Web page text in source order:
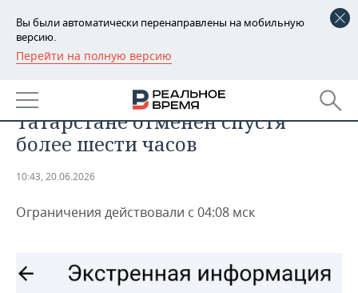
Вы были автоматически перенаправлены на мобильную
версию.
Перейти на полную версию
РЕГИОНЫ
БАШКОРТОСТАН
ТАТАРСТАН
НОВОСТИ
АНАЛИТИКА
ДЕКЛАРАЦИИ О ДОХОДАХ
ВУЗЫ ТАТАРСТАНА
НОВОСТИ ЭКОНОМИКИ
БАНКИ
ПРОМЫШЛЕННОСТЬ
НОВОСТИ НЕДВИЖИМОСТИ
АВТО
Режим беспилотной опасности в
Татарстане отменен спустя
более шести часов
10:43, 20.06.2026
Ограничения действовали с 04:08 мск